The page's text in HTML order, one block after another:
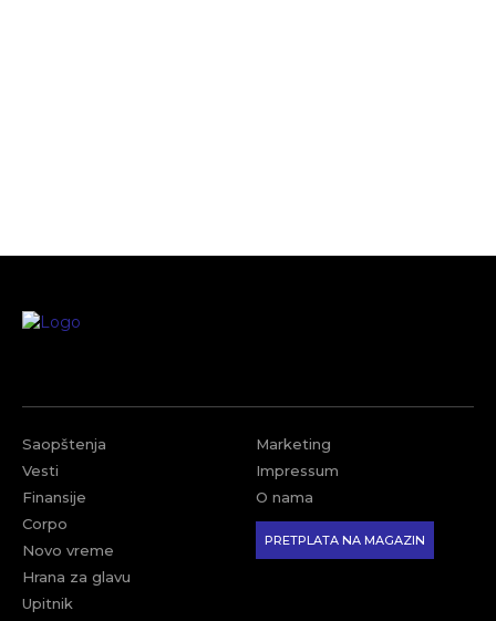
Saopštenja
Vesti
Finansije
Corpo
Novo vreme
Hrana za glavu
Upitnik
Marketing
Impressum
O nama
PRETPLATA NA MAGAZIN